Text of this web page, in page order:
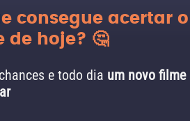
consegue acertar o
de hoje? 🤔
e todo dia um novo filme